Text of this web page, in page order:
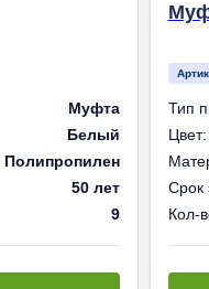
Муфта
Белый
Полипропилен
50 лет
9
Тип
Цвет:
Срок
Кол-